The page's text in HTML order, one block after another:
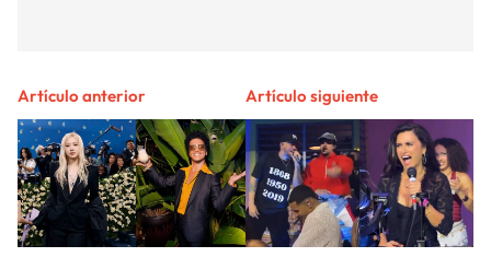
Artículo anterior Artículo siguiente